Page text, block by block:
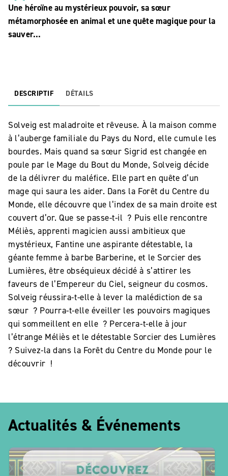
Une héroïne au mystérieux pouvoir, sa sœur
métamorphosée en animal et une quête magique pour la
sauver...
DESCRIPTIF DÉTAILS
Solveig est maladroite et rêveuse. À la maison comme
à l’auberge familiale du Pays du Nord, elle cumule les
bourdes. Mais quand sa sœur Sigrid est changée en
poule par le Mage du Bout du Monde, Solveig décide
de la délivrer du maléfice. Elle part en quête d’un
mage qui saura les aider. Dans la Forêt du Centre du
Monde, elle découvre que l’index de sa main droite est
couvert d’or. Que se passe-t-il ? Puis elle rencontre
Méliès, apprenti magicien aussi ambitieux que
mystérieux, Fantine une aspirante détestable, la
géante femme à barbe Barberine, et le Sorcier des
Lumières, être obséquieux décidé à s’attirer les
faveurs de l’Empereur du Ciel, seigneur du cosmos.
Solveig réussira-t-elle à lever la malédiction de sa
sœur ? Pourra-t-elle éveiller les pouvoirs magiques
qui sommeillent en elle ? Percera-t-elle à jour
l’étrange Méliès et le détestable Sorcier des Lumières
? Suivez-la dans la Forêt du Centre du Monde pour le
découvrir !
Actualités & Événements